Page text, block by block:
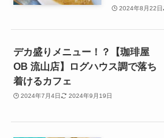
2024年8月22日
デカ盛りメニュー！？【珈琲屋
OB 流山店】ログハウス調で落ち
着けるカフェ
2024年7月4日 2024年9月19日